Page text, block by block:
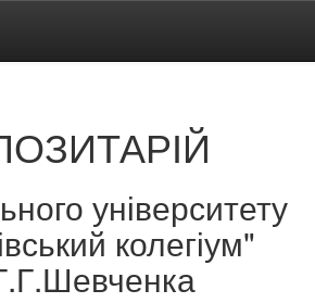
університету
колегіум"